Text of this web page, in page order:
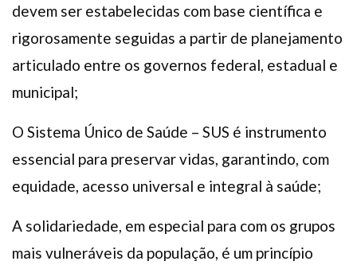
devem ser estabelecidas com base científica e
rigorosamente seguidas a partir de planejamento
articulado entre os governos federal, estadual e
municipal;
O Sistema Único de Saúde – SUS é instrumento
essencial para preservar vidas, garantindo, com
equidade, acesso universal e integral à saúde;
A solidariedade, em especial para com os grupos
mais vulneráveis da população, é um princípio